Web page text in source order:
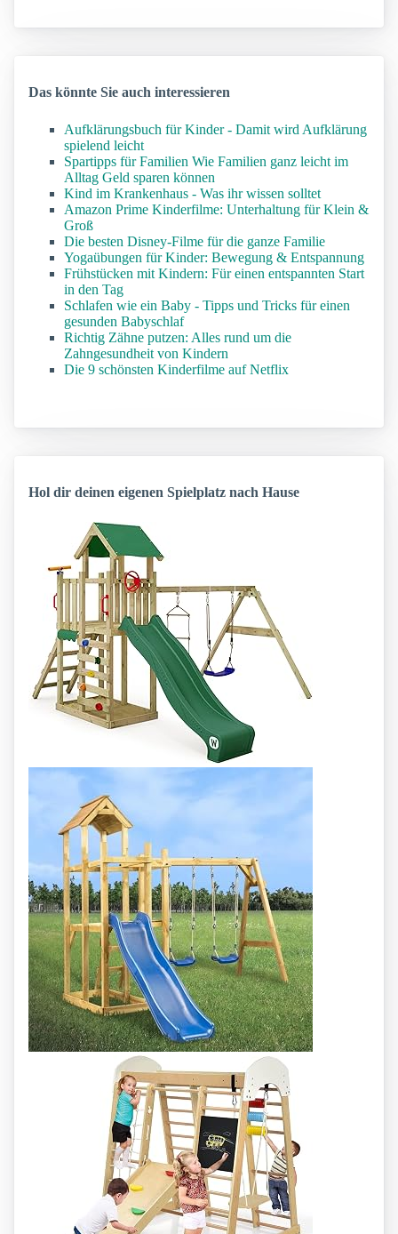
Das könnte Sie auch interessieren
Aufklärungsbuch für Kinder - Damit wird Aufklärung
spielend leicht
Spartipps für Familien Wie Familien ganz leicht im
Alltag Geld sparen können
Kind im Krankenhaus - Was ihr wissen solltet
Amazon Prime Kinderfilme: Unterhaltung für Klein &
Groß
Die besten Disney-Filme für die ganze Familie
Yogaübungen für Kinder: Bewegung & Entspannung
Frühstücken mit Kindern: Für einen entspannten Start
in den Tag
Schlafen wie ein Baby - Tipps und Tricks für einen
gesunden Babyschlaf
Richtig Zähne putzen: Alles rund um die
Zahngesundheit von Kindern
Die 9 schönsten Kinderfilme auf Netflix
Hol dir deinen eigenen Spielplatz nach Hause